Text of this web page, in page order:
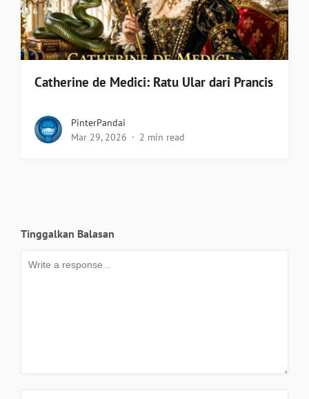
Catherine de Medici: Ratu Ular dari Prancis
PinterPandai
Mar 29, 2026
2 min read
Tinggalkan Balasan